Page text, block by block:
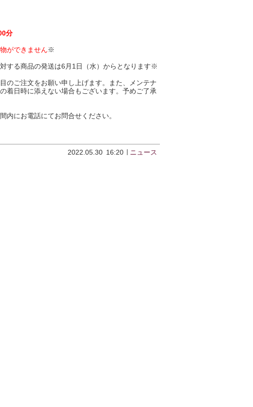
分
ができません※
する商品の発送は6月1日（水）からとなります※
のご注文をお願い申し上げます。また、メンテナ
着日時に添えない場合もございます。予めご了承
内にお電話にてお問合せください。
2022.05.30 16:20 ニュース